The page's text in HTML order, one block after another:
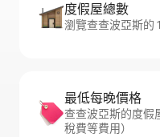
度假屋總數
瀏覽查查波亞斯的
最低每晚價格
查查波亞斯的度假
稅費等費用）